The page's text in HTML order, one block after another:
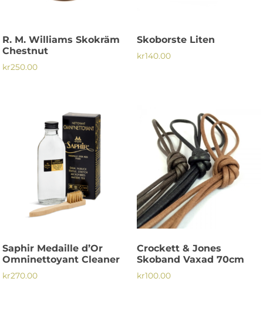
R. M. Williams Skokräm
Chestnut
kr250.00
Skoborste Liten
kr140.00
Saphir Medaille d’Or
Omninettoyant Cleaner
kr270.00
Crockett & Jones
Skoband Vaxad 70cm
kr100.00